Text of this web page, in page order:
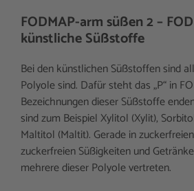
FODMAP-arm süßen 2 –
künstliche Süßstoffe
Bei den künstlichen Süßstoffen sind
Polyole sind. Dafür steht das „P“ in
Bezeichnungen dieser Süßstoffe
sind zum Beispiel Xylitol (Xylit),
Maltitol (Maltit). Gerade in
zuckerfreien Süßigkeiten und
mehrere dieser Polyole vertreten.